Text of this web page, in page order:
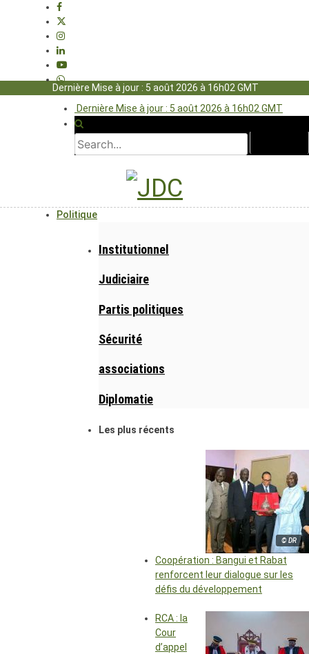
Dernière Mise à jour : 5 août 2026 à 16h02 GMT
Dernière Mise à jour : 5 août 2026 à 16h02 GMT
Politique
Institutionnel
Judiciaire
Partis politiques
Sécurité
associations
Diplomatie
Les plus récents
© DR
Coopération : Bangui et Rabat
renforcent leur dialogue sur les
défis du développement
RCA : la
Cour
d’appel